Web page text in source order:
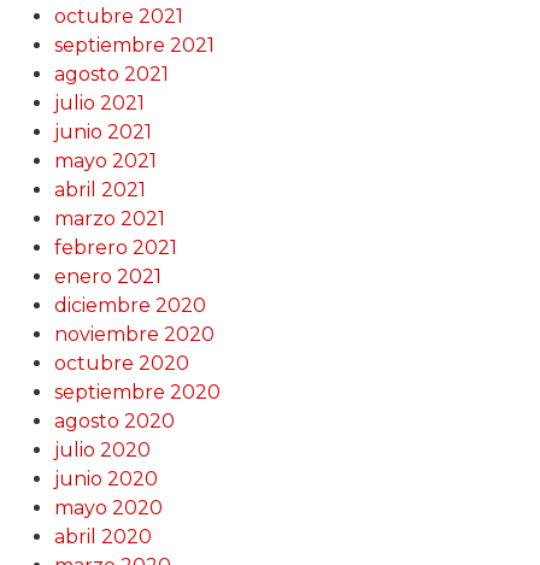
octubre 2021
septiembre 2021
agosto 2021
julio 2021
junio 2021
mayo 2021
abril 2021
marzo 2021
febrero 2021
enero 2021
diciembre 2020
noviembre 2020
octubre 2020
septiembre 2020
agosto 2020
julio 2020
junio 2020
mayo 2020
abril 2020